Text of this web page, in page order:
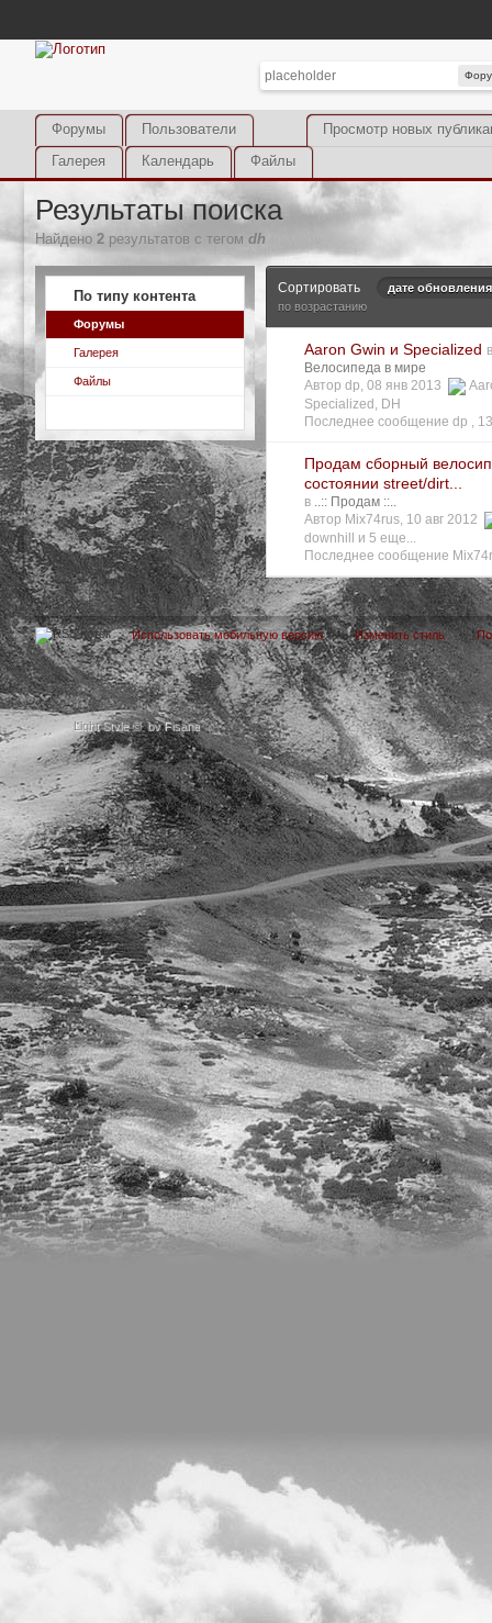
Light Style © by Fisana
Просмотр новых
Форумы
Пользователи
Галерея
Календарь Файлы
Результаты поиска
Найдено 2 результатов с тегом dh
По типу контента
Форумы
Галерея
Файлы
Сортировать
дате обновления
по возрастанию
Aaron Gwin и Specialized в
Велосипеда в мире
Автор dp, 08 янв 2013
Specialized, DH
Последнее сообщение dp ,
Продам сборный
состоянии street/dirt...
в ..:: Продам ::..
Автор Mix74rus, 10 авг 2012
downhill и 5 еще...
Последнее сообщение
Использовать мобильную версию Изменить стиль